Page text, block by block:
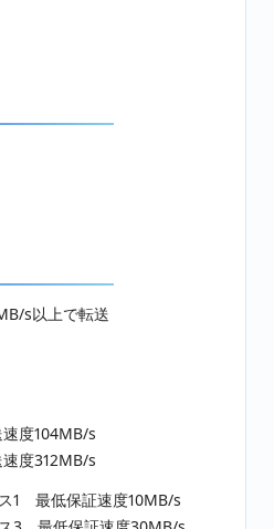
s以上で転送
度104MB/s
度312MB/s
1 最低保証速度10MB/s